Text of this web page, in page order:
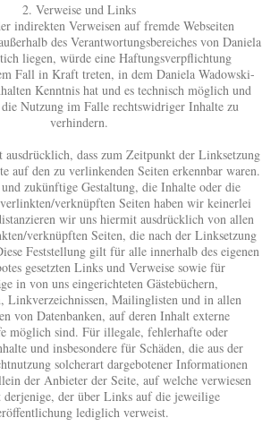
2. Verweise und Links
indirekten Verweisen auf fremde Webseiten
des Verantwortungsbereiches von Daniela
liegen, würde eine Haftungsverpflichtung
Fall in Kraft treten, in dem Daniela Wadowski-
Kenntnis hat und es technisch möglich und
Nutzung im Falle rechtswidriger Inhalte zu
verhindern.
dass zum Zeitpunkt der Linksetzung
auf den zu verlinkenden Seiten erkennbar waren.
zukünftige Gestaltung, die Inhalte oder die
verknüpften Seiten haben wir keinerlei
wir uns hiermit ausdrücklich von allen
verknüpften Seiten, die nach der Linksetzung
Feststellung gilt für alle innerhalb des eigenen
gesetzten Links und Verweise sowie für
in von uns eingerichteten Gästebüchern,
Linkverzeichnissen, Mailinglisten und in allen
von Datenbanken, auf deren Inhalt externe
möglich sind. Für illegale, fehlerhafte oder
und insbesondere für Schäden, die aus der
solcherart dargebotener Informationen
der Anbieter der Seite, auf welche verwiesen
der über Links auf die jeweilige
lediglich verweist.